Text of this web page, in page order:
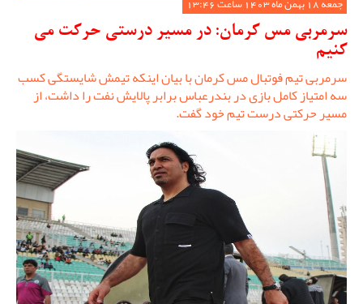
جمعه 18 بهمن ماه 1403 ساعت 13:46
سرمربی مس کرمان: در مسیر درستی حرکت می
کنیم
سرمربی تیم فوتبال مس کرمان با بیان اینکه تیمش شایستگی کسب
سه امتیاز کامل بازی در بندرعباس برابر پالایش نفت را داشت، از
مسیر حرکتی درست تیم خود گفت.